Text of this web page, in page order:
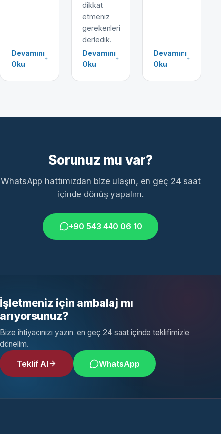
Devamını
Oku
dikkat
etmeniz
gerekenleri
derledik.
Devamını
Oku
Devamını
Oku
Sorunuz mu var?
WhatsApp hattımızdan bize ulaşın, en geç 24 saat
içinde dönüş yapalım.
+90 543 440 06 10
İşletmeniz için ambalaj mı
arıyorsunuz?
Bize ihtiyacınızı yazın, en geç 24 saat içinde teklifimizle
dönelim.
Teklif Al WhatsApp